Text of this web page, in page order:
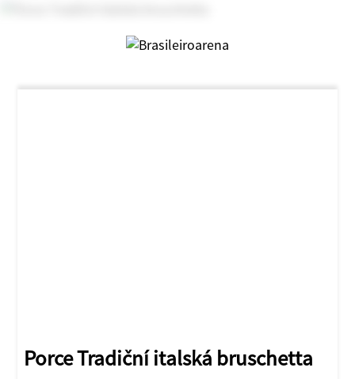
Porce Tradiční italská bruschetta